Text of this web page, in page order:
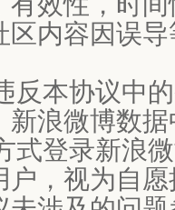
区内容因误
本协议中的
新浪微博数
登录新浪微
户，视为自